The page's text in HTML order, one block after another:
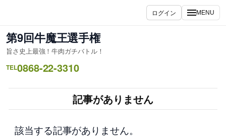
を
ス
キ
ッ
ログイン MENU
第9回牛魔王選手権
旨さ史上最強！牛肉ガチバトル！
TEL0868-22-3310
記事がありません
該当する記事がありません。